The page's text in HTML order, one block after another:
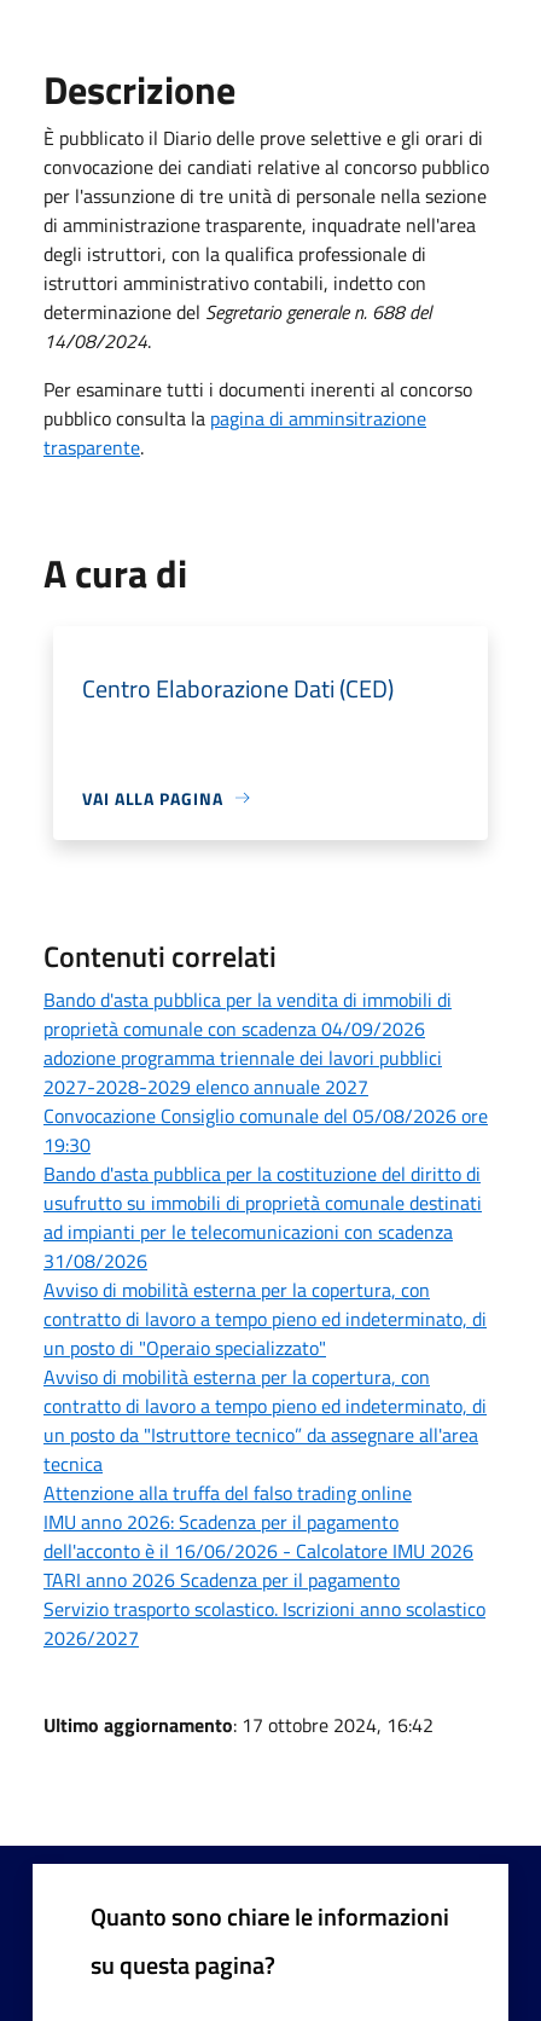
Descrizione
È pubblicato il Diario delle prove selettive e gli orari di
convocazione dei candiati relative al concorso pubblico
per l'assunzione di tre unità di personale nella sezione
di amministrazione trasparente, inquadrate nell'area
degli istruttori, con la qualifica professionale di
istruttori amministrativo contabili, indetto con
determinazione del Segretario generale n. 688 del
14/08/2024.
Per esaminare tutti i documenti inerenti al concorso
pubblico consulta la pagina di amminsitrazione
trasparente.
A cura di
Centro Elaborazione Dati (CED)
VAI ALLA PAGINA
Contenuti correlati
Bando d'asta pubblica per la vendita di immobili di
proprietà comunale con scadenza 04/09/2026
adozione programma triennale dei lavori pubblici
2027-2028-2029 elenco annuale 2027
Convocazione Consiglio comunale del 05/08/2026 ore
19:30
Bando d'asta pubblica per la costituzione del diritto di
usufrutto su immobili di proprietà comunale destinati
ad impianti per le telecomunicazioni con scadenza
31/08/2026
Avviso di mobilità esterna per la copertura, con
contratto di lavoro a tempo pieno ed indeterminato, di
un posto di "Operaio specializzato"
Avviso di mobilità esterna per la copertura, con
contratto di lavoro a tempo pieno ed indeterminato, di
un posto da "Istruttore tecnico” da assegnare all'area
tecnica
Attenzione alla truffa del falso trading online
IMU anno 2026: Scadenza per il pagamento
dell'acconto è il 16/06/2026 - Calcolatore IMU 2026
TARI anno 2026 Scadenza per il pagamento
Servizio trasporto scolastico. Iscrizioni anno scolastico
2026/2027
Ultimo aggiornamento: 17 ottobre 2024, 16:42
Quanto sono chiare le informazioni
su questa pagina?